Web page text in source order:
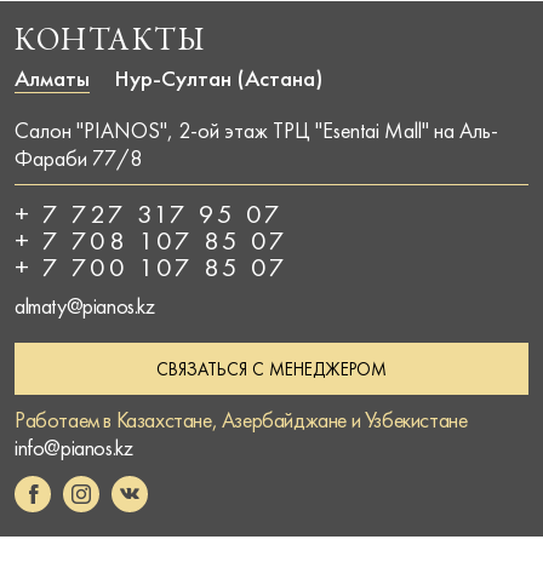
КОНТАКТЫ
Алматы Нур-Султан (Астана)
Салон "PIANOS", 2-ой этаж ТРЦ "Esentai Mall" на Аль-
Фараби 77/8
+ 7 727 317 95 07
+ 7 708 107 85 07
+ 7 700 107 85 07
almaty@pianos.kz
СВЯЗАТЬСЯ С МЕНЕДЖЕРОМ
Работаем в Казахстане, Азербайджане и Узбекистане
info@pianos.kz